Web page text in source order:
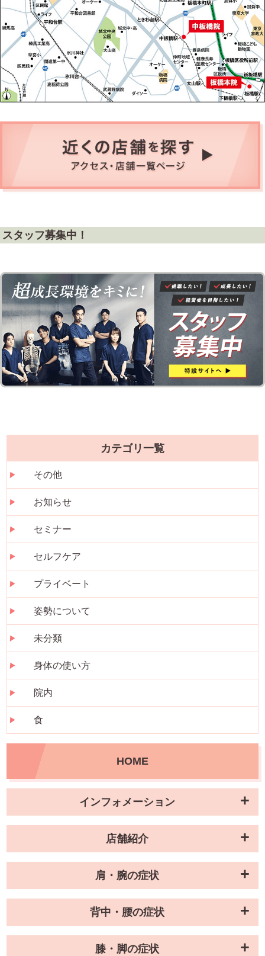
スタッフ募集中！
カテゴリ一覧
その他
お知らせ
セミナー
セルフケア
プライベート
姿勢について
未分類
身体の使い方
院内
食
HOME
インフォメーション
店舗紹介
肩・腕の症状
背中・腰の症状
膝・脚の症状